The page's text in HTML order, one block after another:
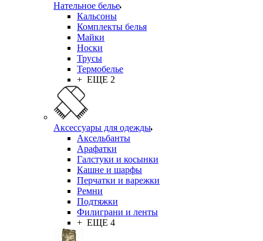
Нательное белье
Кальсоны
Комплекты белья
Майки
Носки
Трусы
Термобелье
+ ЕЩЕ 2
Аксессуары для одежды
Аксельбанты
Арафатки
Галстуки и косынки
Кашне и шарфы
Перчатки и варежки
Ремни
Подтяжки
Филиграни и ленты
+ ЕЩЕ 4